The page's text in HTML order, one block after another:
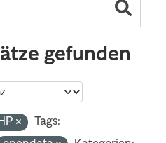
gefunden
Tags: